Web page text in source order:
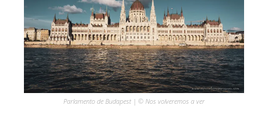
Parlamento de Budapest | © Nos volveremos a ver